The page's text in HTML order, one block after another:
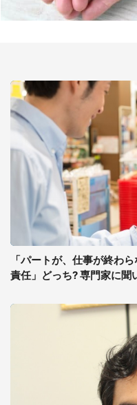
「パートが、仕事が終わ
責任」どっち? 専門家に聞